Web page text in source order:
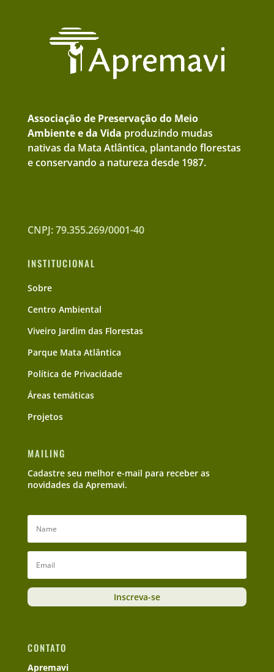
Associação de Preservação do Meio
Ambiente e da Vida produzindo mudas
nativas da Mata Atlântica, plantando florestas
e conservando a natureza desde 1987.
CNPJ: 79.355.269/0001-40
INSTITUCIONAL
Sobre
Centro Ambiental
Viveiro Jardim das Florestas
Parque Mata Atlântica
Política de Privacidade
Áreas temáticas
Projetos
MAILING
Cadastre seu melhor e-mail para receber as
novidades da Apremavi.
Inscreva-se
CONTATO
Apremavi